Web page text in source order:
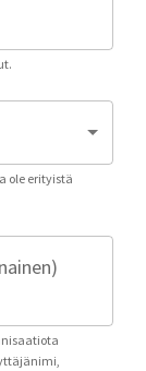
ole erityistä